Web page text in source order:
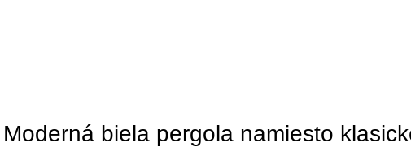
Moderná biela pergola namiesto